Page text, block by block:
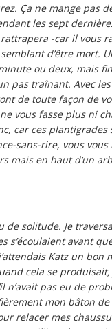
Ça ne mange pas
les sept
-car il vous
d’être mort.
ou deux, mais
pas traînant. Avec
de toute façon de
vous fasse plus ni
car ces plantigrades
sans-rire, vous
mais en haut d’un
solitude. Je
s’écoulaient avant
Katz un bon
cela se produisait,
n’avait pas eu de
mon bâton
relacer mes